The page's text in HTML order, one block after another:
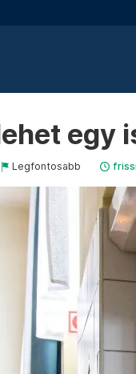
egy
Legfontosabb